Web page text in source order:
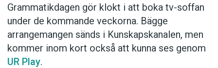
Grammatikdagen gör klokt i att boka tv-soffan
under de kommande veckorna. Bägge
arrangemangen sänds i Kunskapskanalen, men
kommer inom kort också att kunna ses genom
UR Play.